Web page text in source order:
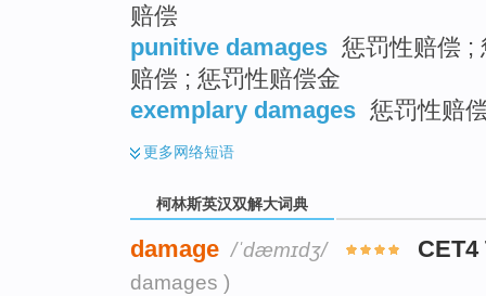
赔偿
punitive damages 惩罚性赔偿 ;
赔偿 ; 惩罚性赔偿金
exemplary damages 惩罚性赔
更多网络短语
柯林斯英汉双解大词典
damage /ˈdæmɪdʒ/ CET4
damages )